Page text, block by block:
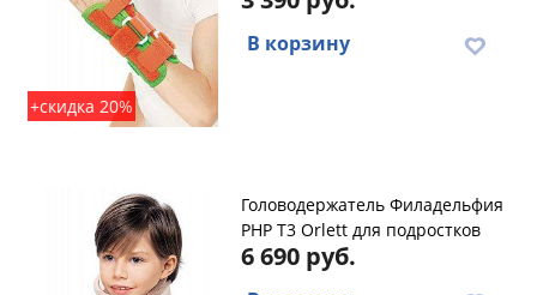
+скидка 20%
В корзину
Головодержатель Филадельфия
PHP T3 Orlett для подростков
6 690 руб.